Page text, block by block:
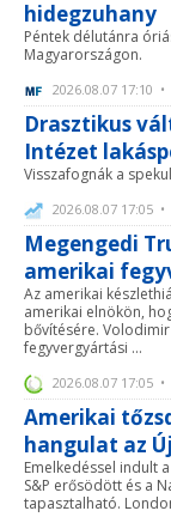
hidegzuhany
Péntek délutánra
Magyarországon.
2026.08.07 17:10
Drasztikus
Intézet
Visszafognák a
2026.08.07 17:05
Megengedi
amerikai
Az amerikai
amerikai elnökön,
bővítésére.
fegyvergyártási ...
2026.08.07 17:05
Amerikai
hangulat az
Emelkedéssel indult
S&P erősödött és a
tapasztalható.